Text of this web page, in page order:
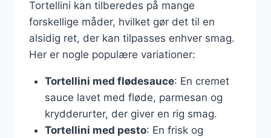
Tortellini kan tilberedes på mange
forskellige måder, hvilket gør det til en
alsidig ret, der kan tilpasses enhver smag.
Her er nogle populære variationer:
Tortellini med flødesauce: En cremet
sauce lavet med fløde, parmesan og
krydderurter, der giver en rig smag.
Tortellini med pesto: En frisk og